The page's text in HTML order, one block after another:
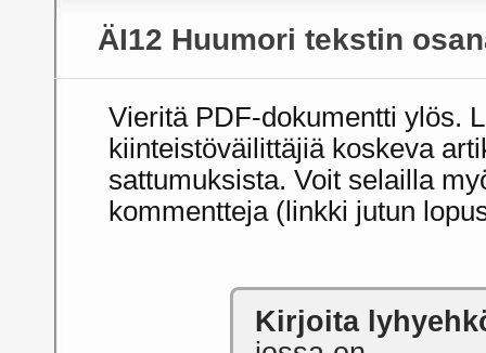
ÄI12 Huumori tekstin
Vieritä PDF-dokumentti ylös.
kiinteistöväilittäjiä koskeva
sattumuksista. Voit selailla
kommentteja (linkki jutun
Kirjoita